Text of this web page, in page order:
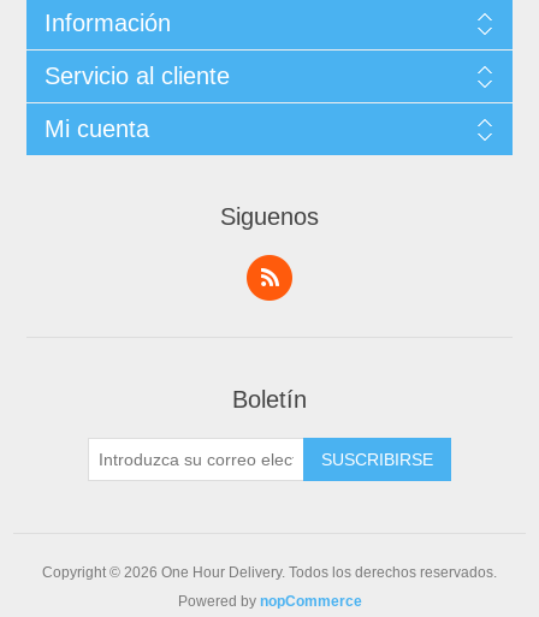
Información
Servicio al cliente
Mi cuenta
Siguenos
Boletín
Copyright © 2026 One Hour Delivery. Todos los derechos reservados.
Powered by nopCommerce